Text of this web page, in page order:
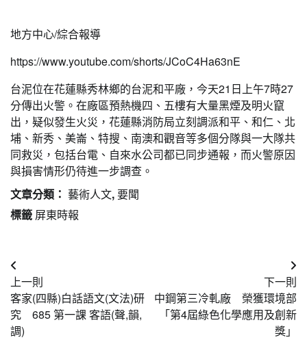
地方中心/綜合報導
https://www.youtube.com/shorts/JCoC4Ha63nE
台泥位在花蓮縣秀林鄉的台泥和平廠，今天21日上午7時27
分傳出火警。在廠區預熱機四、五樓有大量黑煙及明火竄
出，疑似發生火災，花蓮縣消防局立刻調派和平、和仁、北
埔、新秀、美崙、特搜、南澳和觀音等多個分隊與一大隊共
同救災，包括台電、自來水公司都已同步通報，而火警原因
與損害情形仍待進一步調查。
文章分類： 藝術人文,要聞
標籤 屏東時報
文
章
導
覽
上一則
客家(四縣)白話語文(文法)研
究 685 第一課 客語(聲,韻,
調)
下一則
中鋼第三冷軋廠 榮獲環境部
「第4屆綠色化學應用及創新
獎」